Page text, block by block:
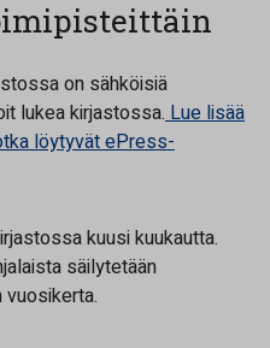
on sähköisiä
lukea kirjastossa. Lue lisää
löytyvät ePress-
kuusi kuukautta.
säilytetään